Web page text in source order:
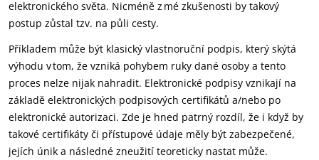
elektronického světa. Nicméně z mé zkušenosti by takový
postup zůstal tzv. na půli cesty.
Příkladem může být klasický vlastnoruční podpis, který skýtá
výhodu v tom, že vzniká pohybem ruky dané osoby a tento
proces nelze nijak nahradit. Elektronické podpisy vznikají na
základě elektronických podpisových certifikátů a/nebo po
elektronické autorizaci. Zde je hned patrný rozdíl, že i když by
takové certifikáty či přístupové údaje měly být zabezpečené,
jejích únik a následné zneužití teoreticky nastat může.